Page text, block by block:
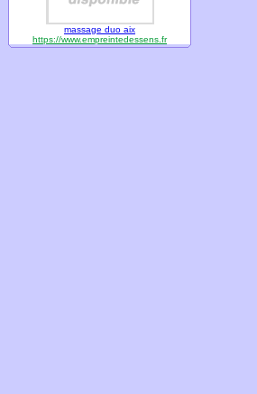
massage duo aix
https://www.empreintedessens.fr